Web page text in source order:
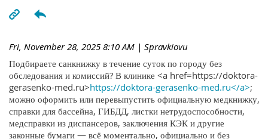
Fri, November 28, 2025 8:10 AM | Spravkiovu
Подбираете санкнижку в течение суток по городу без
обследования и комиссий? В клинике <a href=https://doktora-
gerasenko-med.ru>https://doktora-gerasenko-med.ru</a>;
можно оформить или перевыпустить официальную медкнижку,
справки для бассейна, ГИБДД, листки нетрудоспособности,
медсправки из диспансеров, заключения КЭК и другие
законные бумаги — всё моментально, официально и без